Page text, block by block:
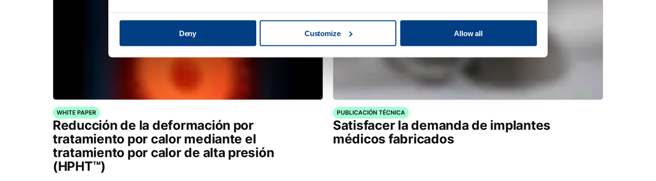
Deny Customize Allow all
WHITE PAPER
Reducción de la deformación por
tratamiento por calor mediante el
tratamiento por calor de alta presión
(HPHT™)
PUBLICACIÓN TÉCNICA
Satisfacer la demanda de implantes
médicos fabricados